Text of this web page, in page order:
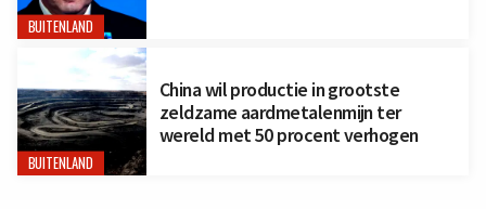
BUITENLAND
BUITENLAND
China wil productie in grootste
zeldzame aardmetalenmijn ter
wereld met 50 procent verhogen